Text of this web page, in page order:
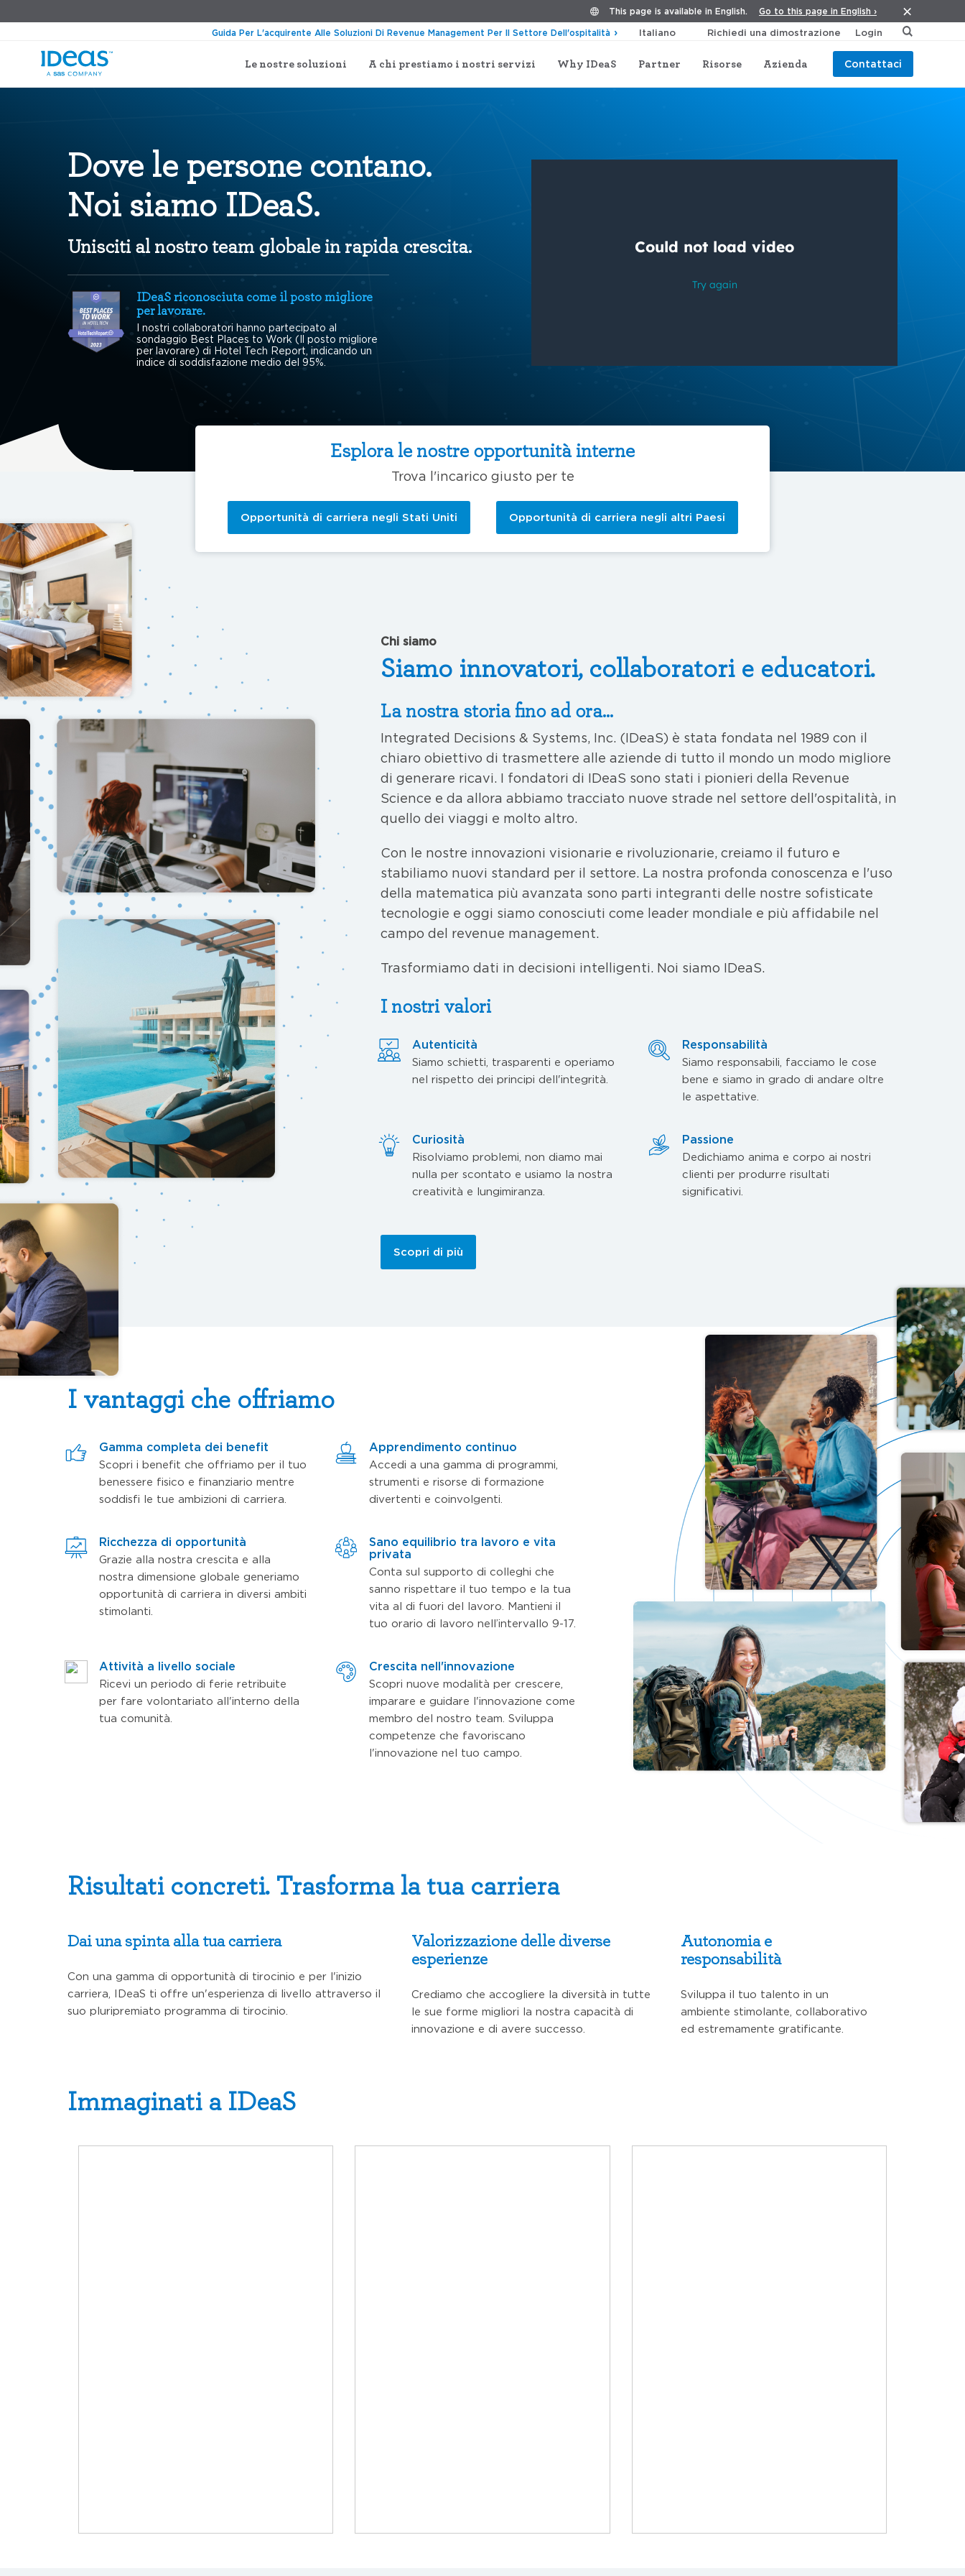
This page is available in English. Go to this page in English ›
Le nostre soluzioni A chi prestiamo i nostri servizi Why IDeaS Partner Risorse Azienda Contattaci
Guida Per L'acquirente Alle Soluzioni Di Revenue Management Per Il Settore Dell'ospitalità Richiedi una dimostrazione Login
Dove le persone contano.
Noi siamo IDeaS.
Unisciti al nostro team globale in rapida crescita.
IDeaS riconosciuta come il posto migliore
per lavorare.
I nostri collaboratori hanno partecipato al
sondaggio Best Places to Work (Il posto migliore
per lavorare) di Hotel Tech Report, indicando un
indice di soddisfazione medio del 95%.
Esplora le nostre opportunità interne
Trova l'incarico giusto per te
Opportunità di carriera negli Stati Uniti Opportunità di carriera negli altri Paesi
Chi siamo
Siamo innovatori, collaboratori e educatori.
La nostra storia fino ad ora...
Integrated Decisions & Systems, Inc. (IDeaS) è stata fondata nel 1989 con il
chiaro obiettivo di trasmettere alle aziende di tutto il mondo un modo migliore
di generare ricavi. I fondatori di IDeaS sono stati i pionieri della Revenue
Science e da allora abbiamo tracciato nuove strade nel settore dell'ospitalità, in
quello dei viaggi e molto altro.
Con le nostre innovazioni visionarie e rivoluzionarie, creiamo il futuro e
stabiliamo nuovi standard per il settore. La nostra profonda conoscenza e l'uso
della matematica più avanzata sono parti integranti delle nostre sofisticate
tecnologie e oggi siamo conosciuti come leader mondiale e più affidabile nel
campo del revenue management.
Trasformiamo dati in decisioni intelligenti. Noi siamo IDeaS.
I nostri valori
Autenticità
Siamo schietti, trasparenti e operiamo
nel rispetto dei principi dell'integrità.
Responsabilità
Siamo responsabili, facciamo le cose
bene e siamo in grado di andare oltre
le aspettative.
Curiosità
Risolviamo problemi, non diamo mai
nulla per scontato e usiamo la nostra
creatività e lungimiranza.
Passione
Dedichiamo anima e corpo ai nostri
clienti per produrre risultati
significativi.
Scopri di più
I vantaggi che offriamo
Gamma completa dei benefit
Scopri i benefit che offriamo per il tuo
benessere fisico e finanziario mentre
soddisfi le tue ambizioni di carriera.
Apprendimento continuo
Accedi a una gamma di programmi,
strumenti e risorse di formazione
divertenti e coinvolgenti.
Ricchezza di opportunità
Grazie alla nostra crescita e alla
nostra dimensione globale generiamo
opportunità di carriera in diversi ambiti
stimolanti.
Sano equilibrio tra lavoro e vita
privata
Conta sul supporto di colleghi che
sanno rispettare il tuo tempo e la tua
vita al di fuori del lavoro. Mantieni il
tuo orario di lavoro nell’intervallo 9-17.
Attività a livello sociale
Ricevi un periodo di ferie retribuite
per fare volontariato all'interno della
tua comunità.
Crescita nell'innovazione
Scopri nuove modalità per crescere,
imparare e guidare l'innovazione come
membro del nostro team. Sviluppa
competenze che favoriscano
l'innovazione nel tuo campo.
Risultati concreti. Trasforma la tua carriera
Dai una spinta alla tua carriera
Con una gamma di opportunità di tirocinio e per l'inizio
carriera, IDeaS ti offre un'esperienza di livello attraverso il
suo pluripremiato programma di tirocinio.
Valorizzazione delle diverse
esperienze
Crediamo che accogliere la diversità in tutte
le sue forme migliori la nostra capacità di
innovazione e di avere successo.
Autonomia e
responsabilità
Sviluppa il tuo talento in un
ambiente stimolante, collaborativo
ed estremamente gratificante.
Immaginati a IDeaS